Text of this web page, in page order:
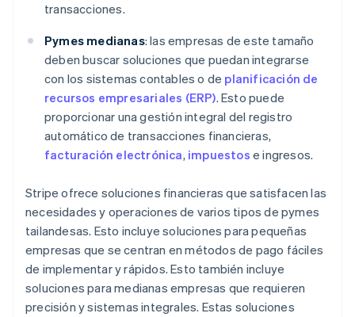
transacciones.
Pymes medianas: las empresas de este tamaño
deben buscar soluciones que puedan integrarse
con los sistemas contables o de planificación de
recursos empresariales (ERP). Esto puede
proporcionar una gestión integral del registro
automático de transacciones financieras,
facturación electrónica, impuestos e ingresos.
Stripe ofrece soluciones financieras que satisfacen las
necesidades y operaciones de varios tipos de pymes
tailandesas. Esto incluye soluciones para pequeñas
empresas que se centran en métodos de pago fáciles
de implementar y rápidos. Esto también incluye
soluciones para medianas empresas que requieren
precisión y sistemas integrales. Estas soluciones